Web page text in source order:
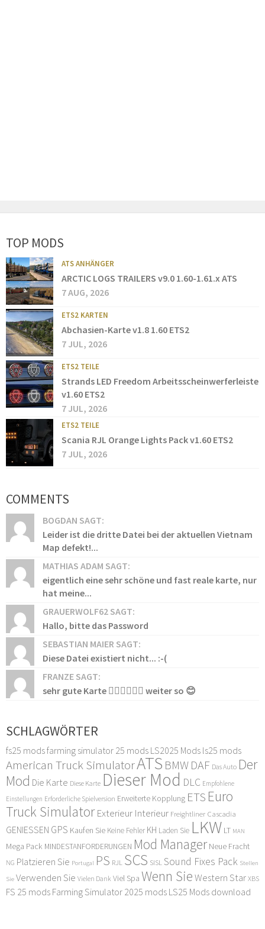
TOP MODS
ATS ANHÄNGER
ARCTIC LOGS TRAILERS v9.0 1.60-1.61.x ATS
7 AUG, 2026
ETS2 KARTEN
Abchasien-Karte v1.8 1.60 ETS2
7 JUL, 2026
ETS2 TEILE
Strands LED Freedom Arbeitsscheinwerferleiste
v1.60 ETS2
7 JUL, 2026
ETS2 TEILE
Scania RJL Orange Lights Pack v1.60 ETS2
7 JUL, 2026
COMMENTS
BOGDAN SAGT:
Leider ist die dritte Datei bei der aktuellen Vietnam
Map defekt!...
MATHIAS ADAM SAGT:
eigentlich eine sehr schöne und fast reale karte, nur
hat meine...
GRAUERWOLF62 SAGT:
Hallo, bitte das Password
SEBASTIAN MAIER SAGT:
Diese Datei existiert nicht... :-(
FRANZE SAGT:
sehr gute Karte 👍🏻👍🏻👍🏻 weiter so 😊
SCHLAGWÖRTER
fs25 modsfarming simulator 25 mods LS2025 Mods ls25 mods
American Truck SimulatorATS BMW DAF Das Auto Der
Mod Die Karte Diese Karte Dieser Mod DLC Empfohlene
Einstellungen Erforderliche Spielversion Erweiterte Kopplung ETS Euro
Truck Simulator Exterieur Interieur Freightliner Cascadia
GENIESSEN GPS Kaufen Sie Keine Fehler KH Laden Sie LKW LT MAN
Mega Pack MINDESTANFORDERUNGEN Mod Manager Neue Fracht
NG Platzieren Sie Portugal PS RJL SCS SISLSound Fixes Pack Stellen
Sie Verwenden Sie Vielen Dank Viel Spa Wenn Sie Western Star XBS
FS 25 mods Farming Simulator 2025 mods LS25 Mods download